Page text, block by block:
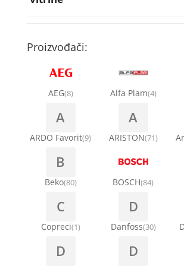
Ručice za vrata za veš mašinu
Šarke za veš mašine
Stakla i okviri vrata za veš mašinu
Termostati i hidrostati za veš mašine
Točkići za sudo mašine
Kompresori za klima uređaje
Kondenz creva
Nosači za klimu
Ostali materijal za montažu klima
Proizvođači:
AEG(8) Alfa Plam(4)
A
ARDO Favorit(9)
A
ARISTON(71)
B
Beko(80) BOSCH(84)
C
Copreci(1)
D
Danfoss(30)
D D